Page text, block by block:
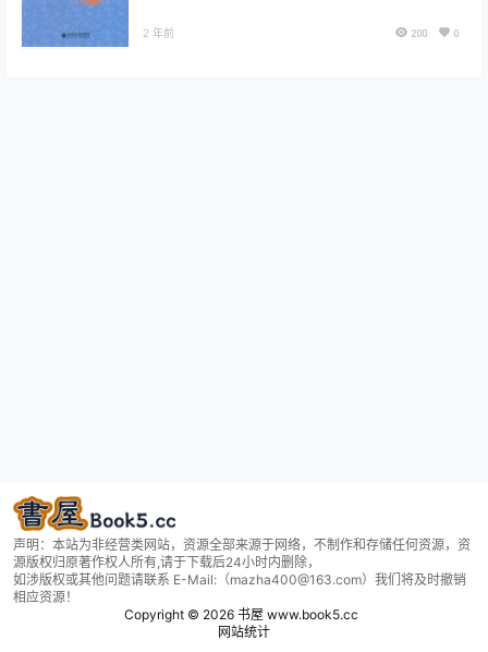
2 年前 200 0
声明：本站为非经营类网站，资源全部来源于网络，不制作和存储任何资源，资
源版权归原著作权人所有,请于下载后24小时内删除，
如涉版权或其他问题请联系 E-Mail:（mazha400@163.com）我们将及时撤销
相应资源！
Copyright © 2026书屋 www.book5.cc
网站统计